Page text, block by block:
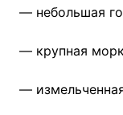
— небольшая
— крупная
—